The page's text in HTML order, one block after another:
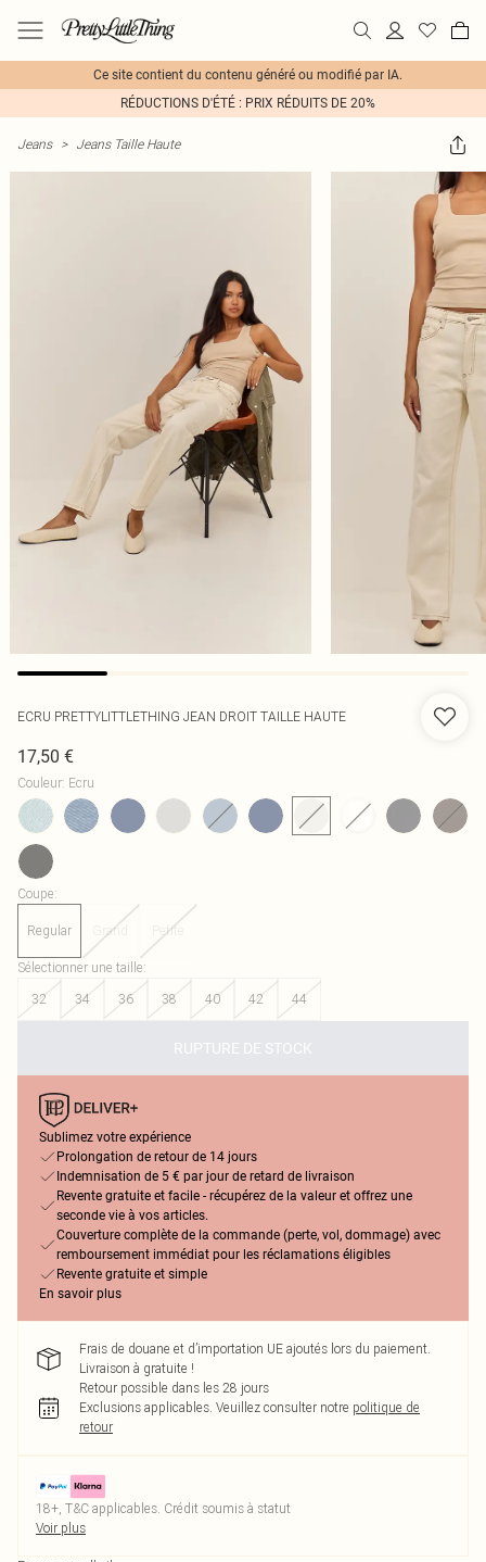
Ce site contient du contenu généré ou modifié par IA.
RÉDUCTIONS D'ÉTÉ : PRIX RÉDUITS DE 20%
Jeans > Jeans Taille Haute
ECRU PRETTYLITTLETHING JEAN DROIT TAILLE HAUTE
17,50 €
Couleur: Ecru
Coupe:
Regular Grand Petite
Sélectionner une taille:
32
34 36 38 40 42 44
RUPTURE DE STOCK
Sublimez votre expérience
Prolongation de retour de 14 jours
Indemnisation de 5 € par jour de retard de livraison
Revente gratuite et facile - récupérez de la valeur et offrez une
seconde vie à vos articles.
Couverture complète de la commande (perte, vol, dommage) avec
remboursement immédiat pour les réclamations éligibles
Revente gratuite et simple
En savoir plus
Frais de douane et d’importation UE ajoutés lors du paiement.
Livraison à gratuite !
Retour possible dans les 28 jours
Exclusions applicables. Veuillez consulter notre politique de
retour
18+, T&C applicables. Crédit soumis à statut
Voir plus